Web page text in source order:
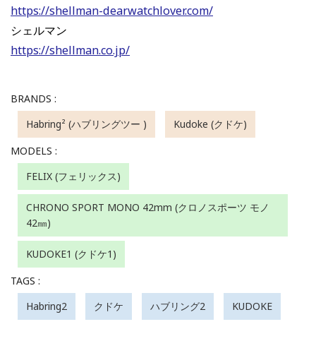
https://shellman-dearwatchlover.com/
シェルマン
https://shellman.co.jp/
BRANDS :
Habring² (ハブリングツー )
Kudoke (クドケ)
MODELS :
FELIX (フェリックス)
CHRONO SPORT MONO 42mm (クロノスポーツ モノ
42㎜)
KUDOKE1 (クドケ1)
TAGS :
Habring2
クドケ ハブリング2 KUDOKE